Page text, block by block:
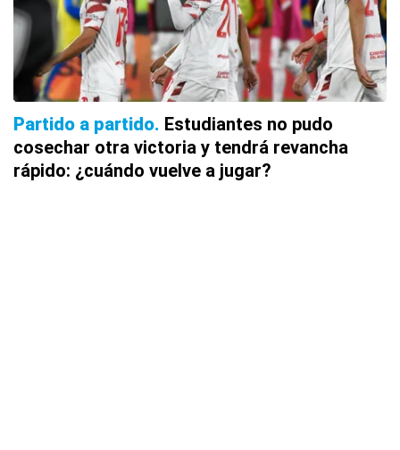
Partido a partido Estudiantes no pudo
cosechar otra victoria y tendrá revancha
rápido: ¿cuándo vuelve a jugar?